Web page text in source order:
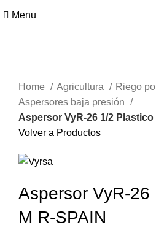
Menu
Home
Agricultura
Riego
Aspersores baja presión
Aspersor VyR-26 1/2 Plastico
Volver a Productos
Aspersor VyR-26
M R-SPAIN